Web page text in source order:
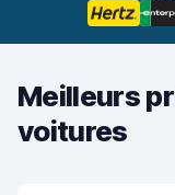
Meilleurs
voitures